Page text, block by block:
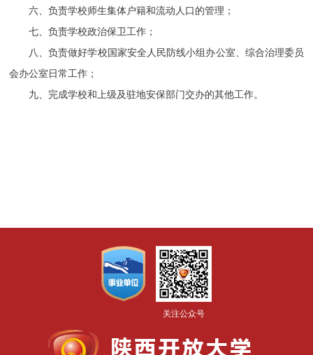
六、负责学校师生集体户籍和流动人口的管理；
七、负责学校政治保卫工作；
八、负责做好学校国家安全人民防线小组办公室、综合治理委员
会办公室日常工作；
九、完成学校和上级及驻地安保部门交办的其他工作。
关注公众号